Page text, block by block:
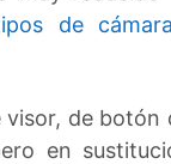
de
visor, de botón
en